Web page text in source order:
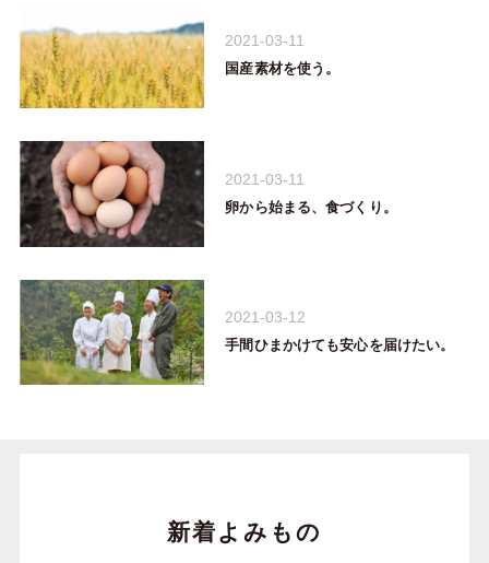
2021-03-11
国産素材を使う。
2021-03-11
卵から始まる、食づくり。
2021-03-12
手間ひまかけても安心を届けたい。
新着よみもの